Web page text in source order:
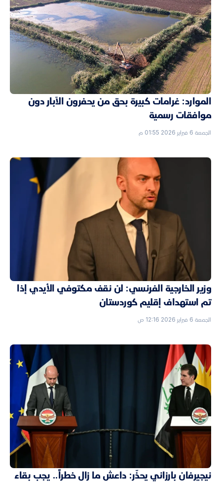
الموارد: غرامات كبيرة بحق من يحفرون الآبار دون
موافقات رسمية
الجمعة 6 فبراير 2026 01:55 م
وزير الخارجية الفرنسي: لن نقف مكتوفي الأيدي إذا
تم استهداف إقليم كوردستان
الجمعة 6 فبراير 2026 12:16 ص
نيجيرفان بارزاني يحذّر: داعش ما زال خطراً.. يجب بقاء